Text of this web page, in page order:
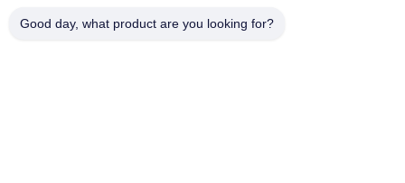
Good day, what product are you looking for?